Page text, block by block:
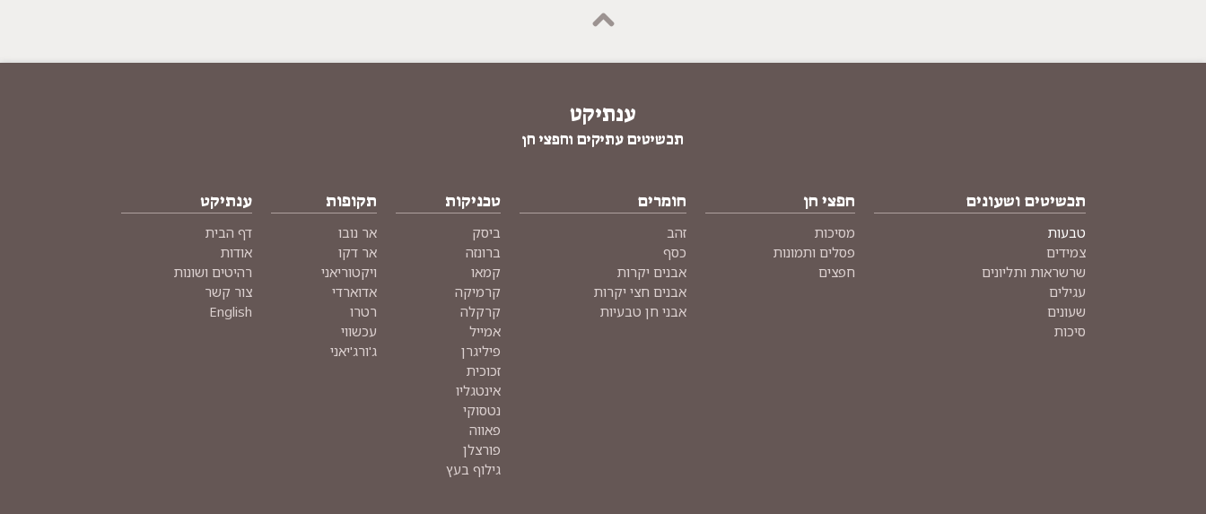
ענתיקט
תכשיטים עתיקים וחפצי חן
תכשיטים ושעונים
טבעות
צמידים
שרשראות ותליונים
עגילים
שעונים
סיכות
חפצי חן
מסיכות
פסלים ותמונות
חפצים
חומרים
זהב
כסף
אבנים יקרות
אבנים חצי יקרות
אבני חן טבעיות
טכניקות
ביסק
ברונזה
קמאו
קרמיקה
קרקלה
אמייל
פיליגרן
זכוכית
אינטגליו
נטסוקי
פאווה
פורצלן
גילוף בעץ
תקופות
אר נובו
אר דקו
ויקטוריאני
אדוארדי
רטרו
עכשווי
ג'ורג'יאני
ענתיקט
דף הבית
אודות
רהיטים ושונות
צור קשר
English